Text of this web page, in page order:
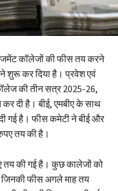
कॉलेजों की फीस तय करने
ने शुरू कर दिया है। प्रवेश एवं
की तीन सत्र 2025-26,
दी है। बीई, एमबीए के साथ
गई है। फीस कमेटी ने बीई और
तय की है।
तय की गई है। कुछ कालेजों को
फीस अगले माह तय